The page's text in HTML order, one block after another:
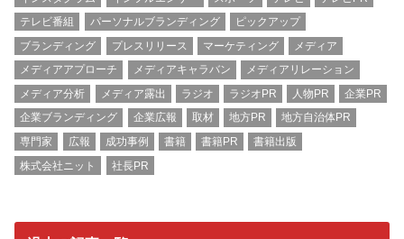
テレビ番組
パーソナルブランディング
ピックアップ
ブランディング
プレスリリース マーケティング
メディア
メディアアプローチ
メディアキャラバン
メディアリレーション
メディア分析
メディア露出 ラジオ ラジオPR 人物PR
企業PR
企業ブランディング
企業広報 取材 地方PR
地方自治体PR
専門家
広報 成功事例 書籍 書籍PR
書籍出版
株式会社ニット
社長PR